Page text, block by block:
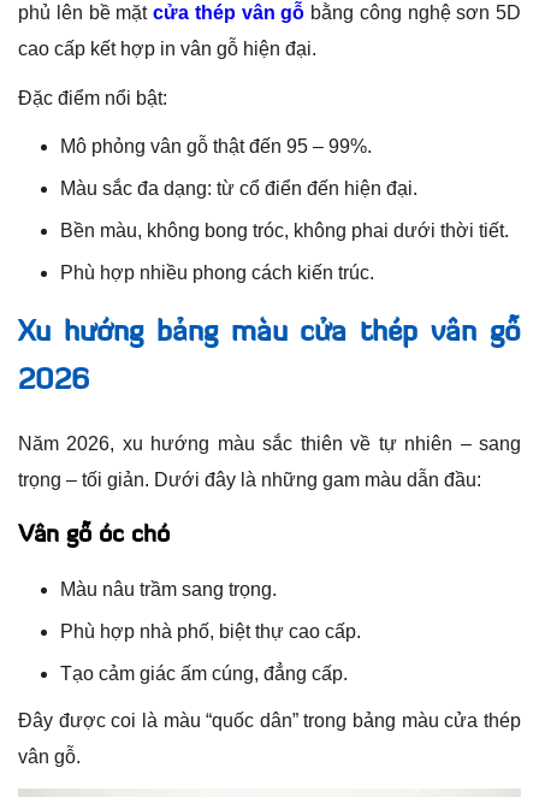
phủ lên bề mặt cửa thép vân gỗ bằng công nghệ sơn 5D
cao cấp kết hợp in vân gỗ hiện đại.
Đặc điểm nổi bật:
Mô phỏng vân gỗ thật đến 95 – 99%.
Màu sắc đa dạng: từ cổ điển đến hiện đại.
Bền màu, không bong tróc, không phai dưới thời tiết.
Phù hợp nhiều phong cách kiến trúc.
Xu hướng bảng màu cửa thép vân gỗ
2026
Năm 2026, xu hướng màu sắc thiên về tự nhiên – sang
trọng – tối giản. Dưới đây là những gam màu dẫn đầu:
Vân gỗ óc chó
Màu nâu trầm sang trọng.
Phù hợp nhà phố, biệt thự cao cấp.
Tạo cảm giác ấm cúng, đẳng cấp.
Đây được coi là màu “quốc dân” trong bảng màu cửa thép
vân gỗ.